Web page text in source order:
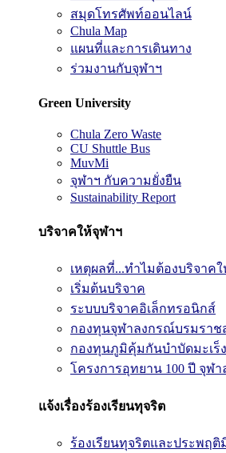
สมุดโทรศัพท์ออนไลน์
Chula Map
แผนที่และการเดินทาง
ร่วมงานกับจุฬาฯ
Green University
Chula Zero Waste
CU Shuttle Bus
MuvMi
จุฬาฯ กับความยั่งยืน
Sustainability Report
บริจาคให้จุฬาฯ
เหตุผลที่...ทำไมต้องบริจาค
เริ่มต้นบริจาค
ระบบบริจาคอิเล็กทรอนิกส์
กองทุนจุฬาลงกรณ์บรมราช
กองทุนภูมิคุ้มกันบำบัดมะเร็
โครงการอุทยาน 100 ปี จุฬ
แจ้งเรื่องร้องเรียนทุจริต
ร้องเรียนทุจริตและประพฤติ